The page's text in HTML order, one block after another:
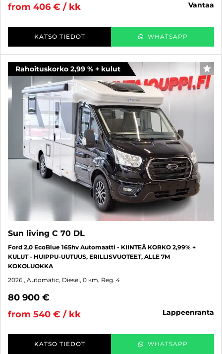
from 406 € / kk
vantaa
KATSO TIEDOT WHATSAPP
Rahoituskorko 2,99 % + kulut
Sun living C 70 DL
Ford 2,0 EcoBlue 165hv Automaatti - KIINTEÄ KORKO 2,99% +
KULUT - HUIPPU-UUTUUS, ERILLISVUOTEET, ALLE 7M
KOKOLUOKKA
2026 , Automatic, Diesel, 0 km, Reg. 4
80 900 €
from 540 € / kk
lappeenranta
KATSO TIEDOT WHATSAPP